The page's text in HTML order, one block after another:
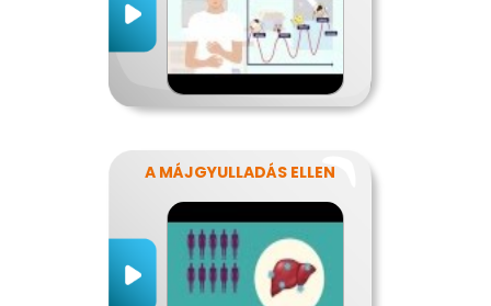
A MÁJGYULLADÁS ELLEN